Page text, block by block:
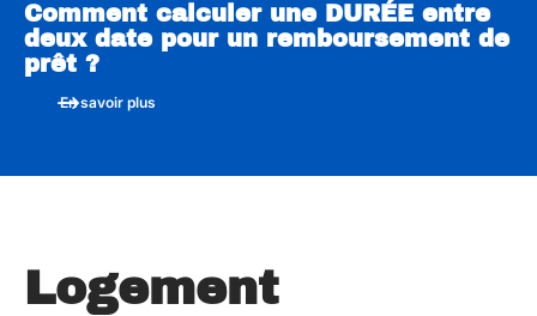
Comment calculer une DURÉE entre
deux date pour un remboursement de
prêt ?
En savoir plus
Logement